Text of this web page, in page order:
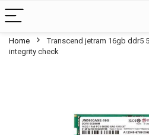
Home
Transcend jetram 16gb ddr5
integrity check